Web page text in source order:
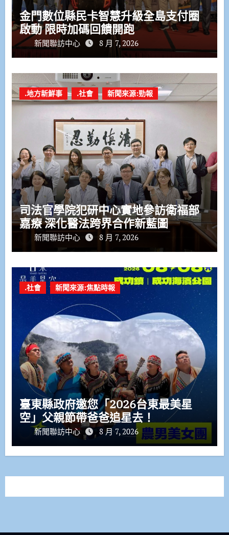
金門數位縣民卡智慧升級全島支付圈
啟動 限時加碼回饋開跑
新聞聯訪中心 8 月 7, 2026
.地方新鮮事 .社會 新聞來源:勁報
司法官學院犯研中心實地參訪衛福部
嘉療 深化醫法跨界合作新藍圖
新聞聯訪中心 8 月 7, 2026
.社會 新聞來源:焦點時報
臺東縣政府邀您「2026台東最美星
空」父親節帶爸爸追星去！
新聞聯訪中心 8 月 7, 2026